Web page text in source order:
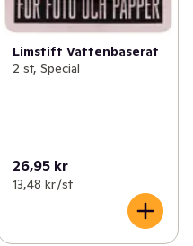
Limstift Vattenbaserat
2 st, Special
26,95 kr
13,48 kr /st